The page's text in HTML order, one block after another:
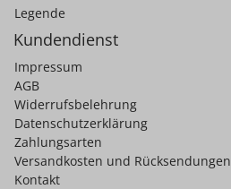
Legende
Kundendienst
Impressum
AGB
Widerrufsbelehrung
Datenschutzerklärung
Zahlungsarten
Versandkosten und Rücksendungen
Kontakt